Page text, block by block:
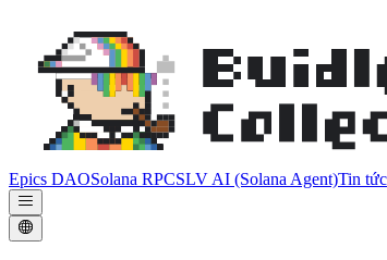
Epics DAOSolana RPCSLV AI (Solana Agent)Tin tức